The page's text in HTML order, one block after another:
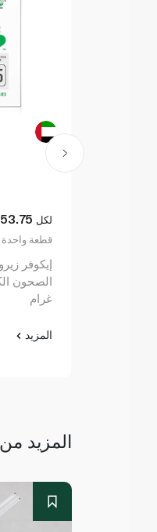
53.75 لكل
2.15 قطعة واحدة
إيكوفر
غرام
المزيد
المزيد